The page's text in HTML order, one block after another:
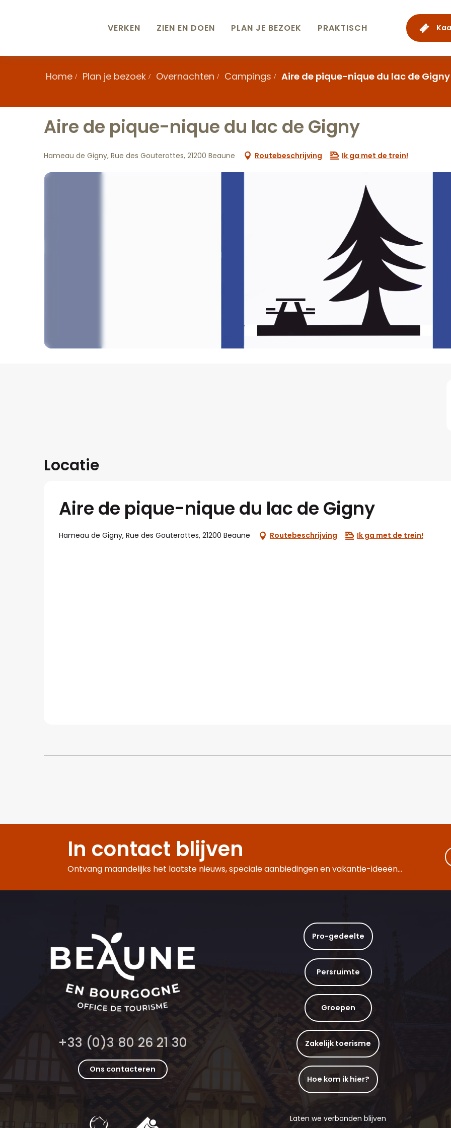
VERKEN ZIEN EN DOEN PLAN JE BEZOEK PRAKTISCH
Home Plan je bezoek Overnachten Campings Aire de pique-nique du lac de Gigny
Aire de pique-nique du lac de Gigny
Hameau de Gigny, Rue des Gouterottes, 21200 Beaune Routebeschrijving Ik ga met de trein!
Locatie
Aire de pique-nique du lac de Gigny
Hameau de Gigny, Rue des Gouterottes, 21200 Beaune Routebeschrijving Ik ga met de trein!
In contact blijven
Ontvang maandelijks het laatste nieuws, speciale aanbiedingen en vakantie-ideeën...
+33 (0)3 80 26 21 30
Ons contacteren
Pro-gedeelte
Persruimte
Groepen
Zakelijk toerisme
Hoe kom ik hier?
Laten we verbonden blijven